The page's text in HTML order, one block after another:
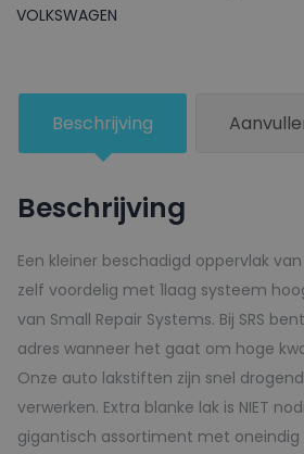
-
VOLKSWAGEN
Beschrijving
Beschrijving
Een kleiner beschadigd oppervlak
zelf voordelig met 1laag systeem
van Small Repair Systems. Bij SRS
adres wanneer het gaat om hoge
Onze auto lakstiften zijn snel
verwerken. Extra blanke lak is NIET
gigantisch assortiment met oneindig